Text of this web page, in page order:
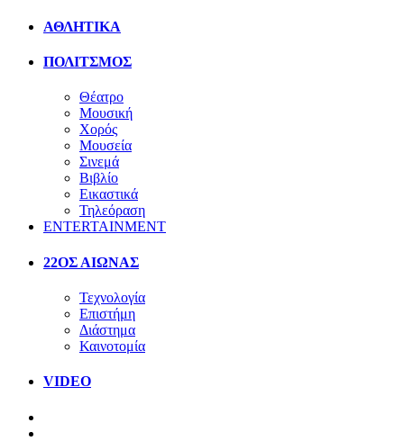
ΑΘΛΗΤΙΚΑ
ΠΟΛΙΤΣΜΟΣ
Θέατρο
Μουσική
Χορός
Μουσεία
Σινεμά
Βιβλίο
Εικαστικά
Τηλεόραση
ENTERTAINMENT
22ΟΣ ΑΙΩΝΑΣ
Τεχνολογία
Επιστήμη
Διάστημα
Καινοτομία
VIDEO